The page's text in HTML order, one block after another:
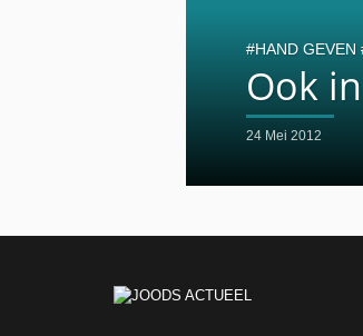
Ook
24 Mei 2012
HAND GEVEN